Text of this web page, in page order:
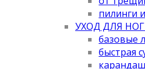
пилинги
УХОД ДЛЯ
базовые
быстрая